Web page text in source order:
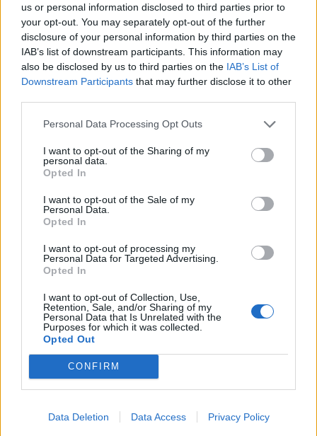
us or personal information disclosed to third parties prior to
your opt-out. You may separately opt-out of the further
disclosure of your personal information by third parties on the
IAB’s list of downstream participants. This information may
also be disclosed by us to third parties on the IAB’s List of
Downstream Participants that may further disclose it to other
Personal Data Processing Opt Outs
I want to opt-out of the Sharing of my
personal data.
Opted In
I want to opt-out of the Sale of my
Personal Data.
Opted In
I want to opt-out of processing my
Personal Data for Targeted Advertising.
Opted In
I want to opt-out of Collection, Use,
Retention, Sale, and/or Sharing of my
Personal Data that Is Unrelated with the
Purposes for which it was collected.
Opted Out
CONFIRM
Data Deletion Data Access Privacy Policy
Ατομικές